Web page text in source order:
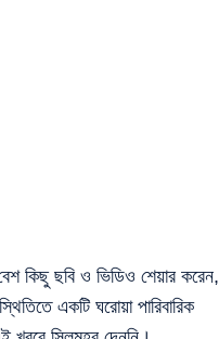
কিছু ছবি ও ভিডিও শেয়ার করেন,
একটি ঘরোয়া পারিবারিক